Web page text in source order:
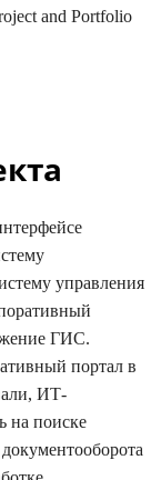
and Portfolio
управления
ГИС.
портал в
ИТ-
на поиске